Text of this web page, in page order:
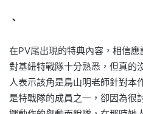
、
在PV尾出現的特典內容，相信
對基紐特戰隊十分熟悉，但真的
人表示該角是鳥山明老師針對本
是特戰隊的成員之一，卻因為很